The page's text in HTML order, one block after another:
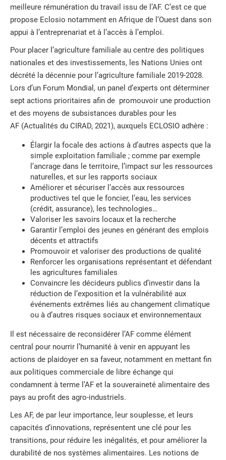
meilleure rémunération du travail issu de l’AF. C’est ce que
propose Eclosio notamment en Afrique de l’Ouest dans son
appui à l’entreprenariat et à l’accès à l’emploi.
Pour placer l’agriculture familiale au centre des politiques
nationales et des investissements, les Nations Unies ont
décrété la décennie pour l’agriculture familiale 2019-2028.
Lors d’un Forum Mondial, un panel d’experts ont déterminer
sept actions prioritaires afin de promouvoir une production
et des moyens de subsistances durables pour les
AF (Actualités du CIRAD, 2021), auxquels ECLOSIO adhère :
Élargir la focale des actions à d’autres aspects que la
simple exploitation familiale ; comme par exemple
l’ancrage dans le territoire, l’impact sur les ressources
naturelles, et sur les rapports sociaux
Améliorer et sécuriser l’accès aux ressources
productives tel que le foncier, l’eau, les services
(crédit, assurance), les technologies…
Valoriser les savoirs locaux et la recherche
Garantir l’emploi des jeunes en générant des emplois
décents et attractifs
Promouvoir et valoriser des productions de qualité
Renforcer les organisations représentant et défendant
les agricultures familiales
Convaincre les décideurs publics d’investir dans la
réduction de l’exposition et la vulnérabilité aux
événements extrêmes liés au changement climatique
ou à d’autres risques sociaux et environnementaux
Il est nécessaire de reconsidérer l’AF comme élément
central pour nourrir l’humanité à venir en appuyant les
actions de plaidoyer en sa faveur, notamment en mettant fin
aux politiques commerciale de libre échange qui
condamnent à terme l’AF et la souveraineté alimentaire des
pays au profit des agro-industriels.
Les AF, de par leur importance, leur souplesse, et leurs
capacités d’innovations, représentent une clé pour les
transitions, pour réduire les inégalités, et pour améliorer la
durabilité de nos systèmes alimentaires. Les notions de